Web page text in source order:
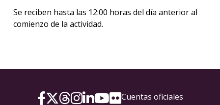
Se reciben hasta las 12:00 horas del día anterior al
comienzo de la actividad.
Cuentas oficiales